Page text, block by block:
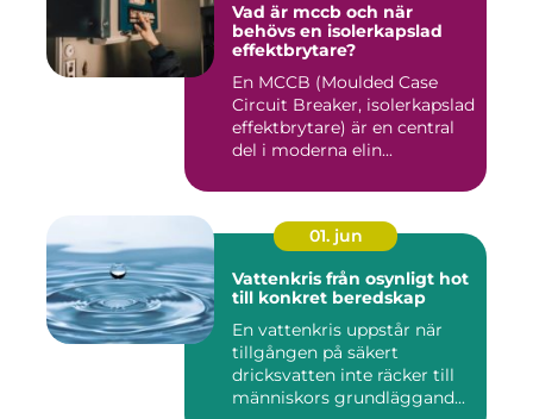
Vad är mccb och när
behövs en isolerkapslad
effektbrytare?
En MCCB (Moulded Case
Circuit Breaker, isolerkapslad
effektbrytare) är en central
del i moderna elin...
01. jun
Vattenkris från osynligt hot
till konkret beredskap
En vattenkris uppstår när
tillgången på säkert
dricksvatten inte räcker till
människors grundläggand...